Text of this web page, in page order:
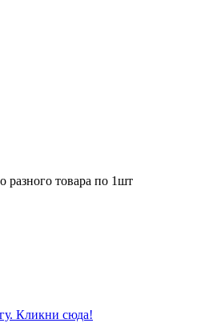
товара по 1шт
Кликни сюда!